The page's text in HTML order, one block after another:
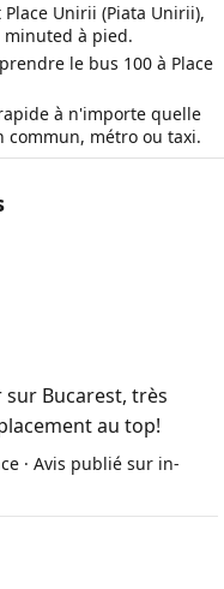
Unirii (Piata Unirii),
minuted à pied.
le bus 100 à Place
à n'importe quelle
commun, métro ou taxi.
Bucarest, très
au top!
· Avis publié sur in-